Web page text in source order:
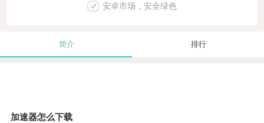
安卓市场，安全绿色
简介 排行
加速器怎么下载